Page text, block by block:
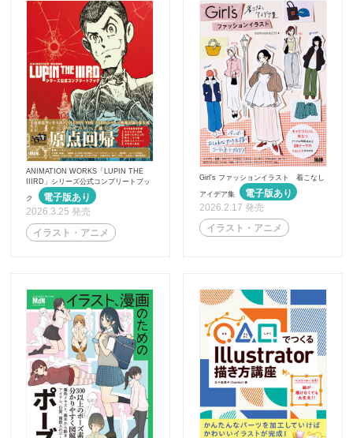
ANIMATION WORKS「LUPIN THE
IIIRD」シリーズ公式コンプリートブッ
ク
2026.3.25 発売
イラスト・アニメ
Girl’s ファッションイラスト 着こなし
アイデア集
2026.2.17 発売
イラスト・アニメ